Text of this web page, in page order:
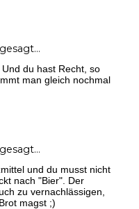
Und du hast Recht, so
man gleich nochmal
und du musst nicht
nach "Bier". Der
zu vernachlässigen,
magst ;)